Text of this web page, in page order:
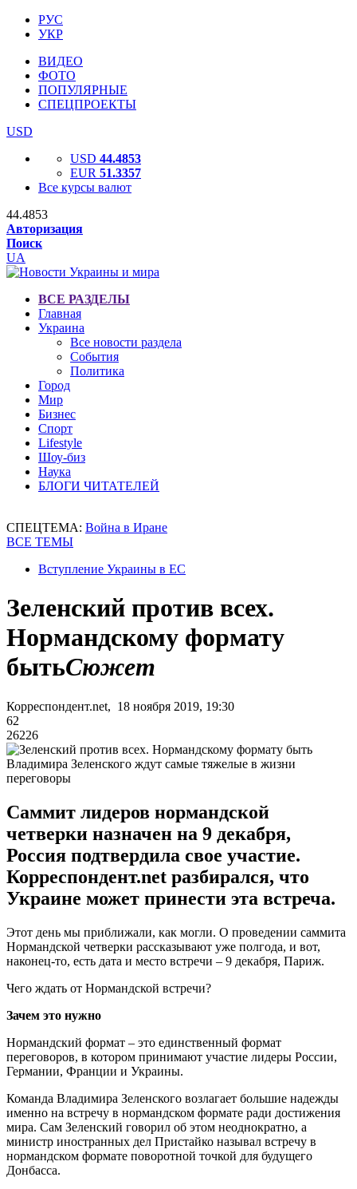
РУС
УКР
ВИДЕО
ФОТО
ПОПУЛЯРНЫЕ
СПЕЦПРОЕКТЫ
USD
USD 44.4853
EUR 51.3357
Все курсы валют
44.4853
Авторизация
Поиск
UA
ВСЕ РАЗДЕЛЫ
Главная
Украина
Все новости раздела
События
Политика
Город
Мир
Бизнес
Спорт
Lifestyle
Шоу-биз
Наука
БЛОГИ ЧИТАТЕЛЕЙ
СПЕЦТЕМА: Война в Иране
ВСЕ ТЕМЫ
Вступление Украины в ЕС
Зеленский против всех.
Нормандскому формату
бытьСюжет
Корреспондент.net, 18 ноября 2019, 19:30
62
26226
Владимира Зеленского ждут самые тяжелые в жизни
переговоры
Саммит лидеров нормандской
четверки назначен на 9 декабря,
Россия подтвердила свое участие.
Корреспондент.net разбирался, что
Украине может принести эта встреча.
Этот день мы приближали, как могли. О проведении саммита
Нормандской четверки рассказывают уже полгода, и вот,
наконец-то, есть дата и место встречи – 9 декабря, Париж.
Чего ждать от Нормандской встречи?
Зачем это нужно
Нормандский формат – это единственный формат
переговоров, в котором принимают участие лидеры России,
Германии, Франции и Украины.
Команда Владимира Зеленского возлагает большие надежды
именно на встречу в нормандском формате ради достижения
мира. Сам Зеленский говорил об этом неоднократно, а
министр иностранных дел Пристайко называл встречу в
нормандском формате поворотной точкой для будущего
Донбасса.